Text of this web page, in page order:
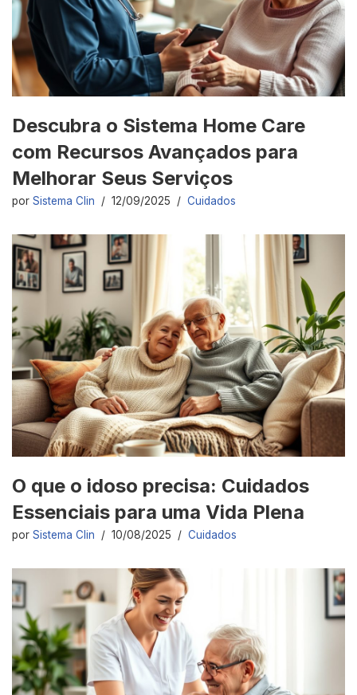
Descubra o Sistema Home Care
com Recursos Avançados para
Melhorar Seus Serviços
por Sistema Clin 12/09/2025 Cuidados
O que o idoso precisa: Cuidados
Essenciais para uma Vida Plena
por Sistema Clin 10/08/2025 Cuidados